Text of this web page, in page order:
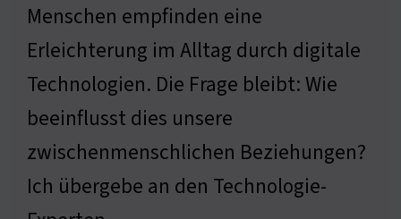
Menschen empfinden eine
Erleichterung im Alltag durch digitale
Technologien. Die Frage bleibt: Wie
beeinflusst dies unsere
zwischenmenschlichen Beziehungen?
Ich übergebe an den Technologie-